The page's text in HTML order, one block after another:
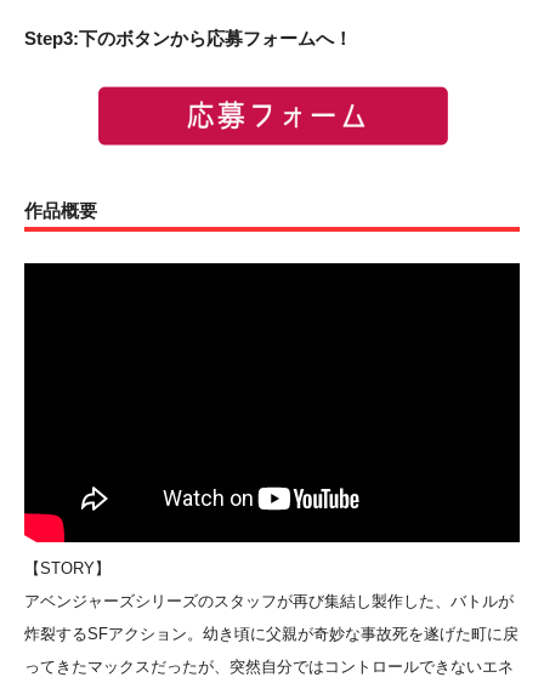
Step3:下のボタンから応募フォームへ！
作品概要
【STORY】
アベンジャーズシリーズのスタッフが再び集結し製作した、バトルが
炸裂するSFアクション。幼き頃に父親が奇妙な事故死を遂げた町に戻
ってきたマックスだったが、突然自分ではコントロールできないエネ